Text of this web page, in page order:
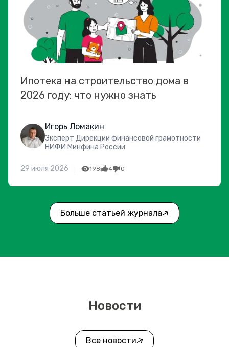
Ипотека на строительство дома в
2026 году: что нужно знать
Игорь Ломакин
Эксперт Дирекции финансовой грамотности
НИФИ Минфина России
29 июля 2026 198 4 0
Больше статьей журнала
Новости
Все новости